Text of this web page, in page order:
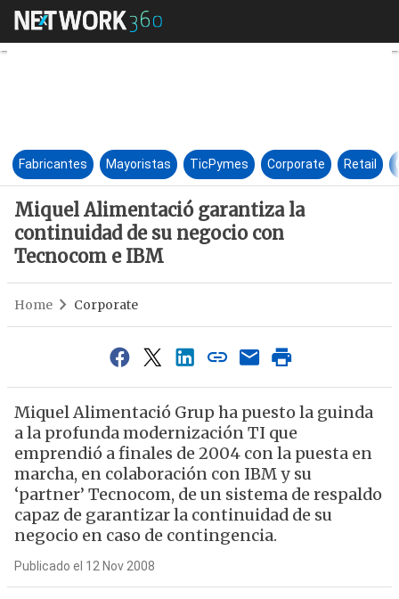
Miquel Alimentació
Fabricantes Mayoristas TicPymes Corporate Retail
Miquel Alimentació garantiza la
continuidad de su negocio con
Tecnocom e IBM
Home Corporate
Miquel Alimentació Grup ha puesto la guinda
a la profunda modernización TI que
emprendió a finales de 2004 con la puesta en
marcha, en colaboración con IBM y su
‘partner’ Tecnocom, de un sistema de respaldo
capaz de garantizar la continuidad de su
negocio en caso de contingencia.
Publicado el 12 Nov 2008